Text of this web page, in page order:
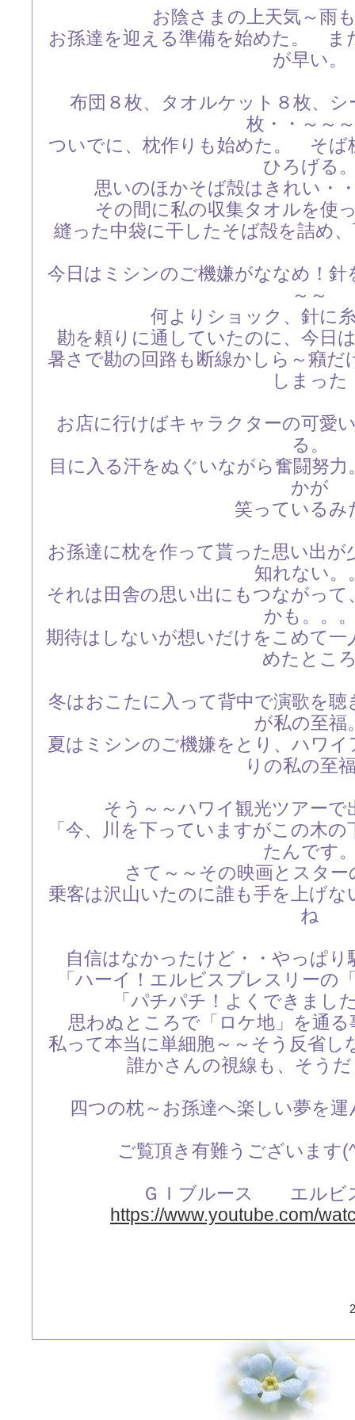
お陰さまの上天気～雨
お孫達を迎える準備を始めた。 ま
が早い。
布団８枚、タオルケット８枚、
枚・・～～
ついでに、枕作りも始めた。 そば
ひろげる
思いのほかそば殻はきれい・
その間に私の収集タオルを使
縫った中袋に干したそば殻を詰め
今日はミシンのご機嫌がななめ！
～～
何よりショック、針に
勘を頼りに通していたのに、今日
暑さで勘の回路も断線かしら～癪
しまった
お店に行けばキャラクターの可愛
る。
目に入る汗をぬぐいながら奮闘努
かが
笑っているみ
お孫達に枕を作って貰った思い出
知れない。
それは田舎の思い出にもつながっ
かも。。
期待はしないが想いだけをこめて
めたとこ
冬はおこたに入って背中で演歌を
が私の至福
夏はミシンのご機嫌をとり、ハワ
りの私の至
そう～～ハワイ観光ツアー
「今、川を下っていますがこの木
たんです
さて～～その映画とスタ
乗客は沢山いたのに誰も手を上げ
ね
自信はなかったけど・・やっぱ
「ハーイ！エルビスプレスリーの
「パチパチ！よくできまし
思わぬところで「ロケ地」を通
私って本当に単細胞～～そう反省
誰かさんの視線も、そう
四つの枕～お孫達へ楽しい夢を
ご覧頂き有難うございま
ＧＩブルース エルビ
https://www.youtube.com/